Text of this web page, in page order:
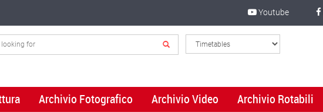
Youtube
Archivio Fotografico Archivio Video Archivio Rotabili